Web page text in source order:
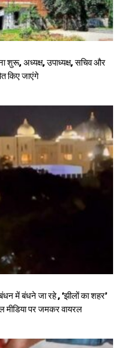
शुरू, अध्यक्ष, उपाध्यक्ष, सचिव और
किए जाएंगे
में बंधने जा रहे , ‘झीलों का शहर’
मीडिया पर जमकर वायरल